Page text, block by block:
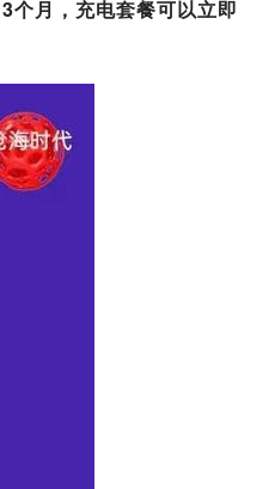
个月，充电套餐可以立即